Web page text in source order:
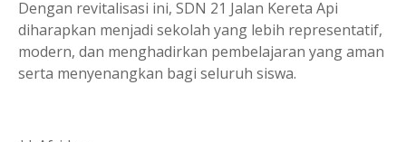
Dengan revitalisasi ini, SDN 21 Jalan Kereta Api
diharapkan menjadi sekolah yang lebih representatif,
modern, dan menghadirkan pembelajaran yang aman
serta menyenangkan bagi seluruh siswa.